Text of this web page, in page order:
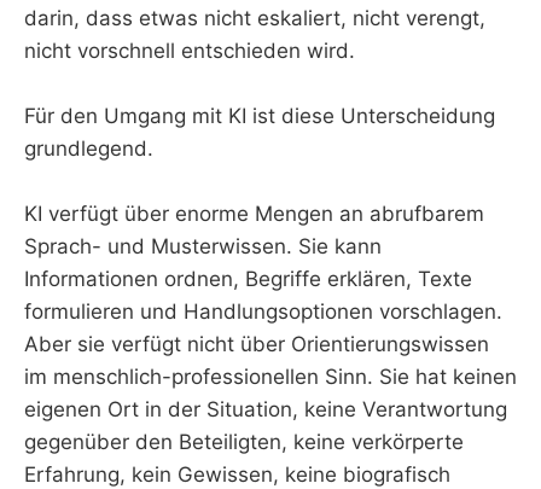
darin, dass etwas nicht eskaliert, nicht verengt,
nicht vorschnell entschieden wird.
Für den Umgang mit KI ist diese Unterscheidung
grundlegend.
KI verfügt über enorme Mengen an abrufbarem
Sprach- und Musterwissen. Sie kann
Informationen ordnen, Begriffe erklären, Texte
formulieren und Handlungsoptionen vorschlagen.
Aber sie verfügt nicht über Orientierungswissen
im menschlich-professionellen Sinn. Sie hat keinen
eigenen Ort in der Situation, keine Verantwortung
gegenüber den Beteiligten, keine verkörperte
Erfahrung, kein Gewissen, keine biografisch